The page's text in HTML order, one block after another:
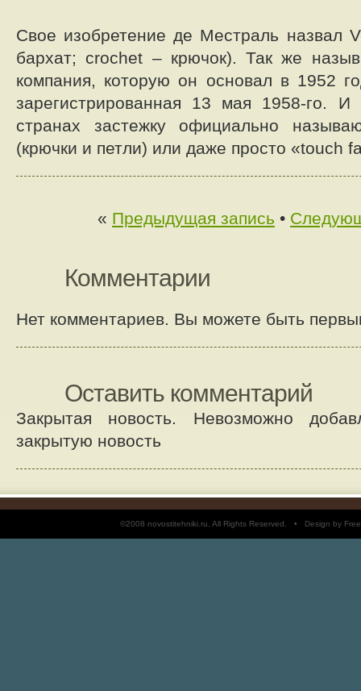
Свое изобретение де Местраль назвал
бархат; crochet – крючок). Так же
компания, которую он основал в 1952
зарегистрированная 13 мая 1958-го. И
странах застежку официально
(крючки и петли) или даже просто «touch
« Предыдущая запись •
Комментарии
Нет комментариев. Вы можете быть
Оставить комментарий
Закрытая новость. Невозможно
закрытую новость
©2008 novostitehniki.ru. All Rights Reserved. • Design by